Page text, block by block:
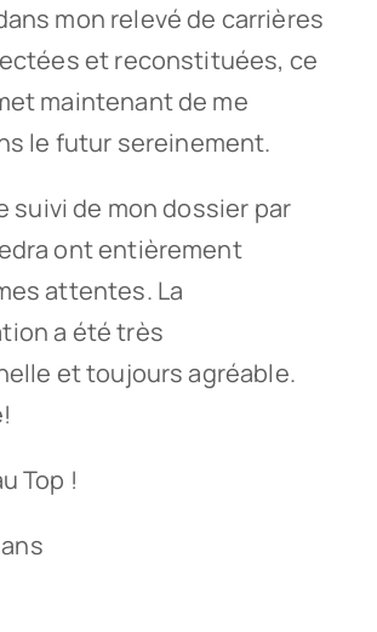
mon relevé de carrières
et reconstituées, ce
maintenant de me
le futur sereinement.
suivi de mon dossier par
ont entièrement
attentes. La
a été très
et toujours agréable.
Top !